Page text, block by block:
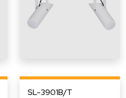
SL-3901B/T